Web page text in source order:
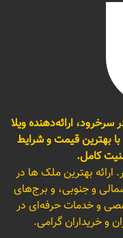
سرخرود، ارائه‌دهنده ویلا
بهترین قیمت و شرایط
کامل.
بهترین ملک ها در
و جنوبی، و برج‌های
و خدمات حرفه‌ای در
و خریداران گرامی.